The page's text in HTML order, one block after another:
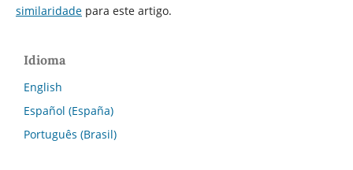
similaridadepara este artigo.
Idioma
English
Español (España)
Português (Brasil)